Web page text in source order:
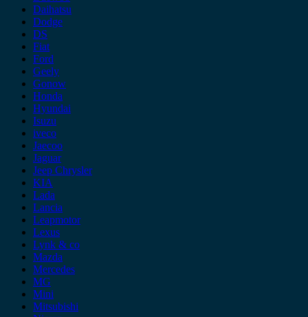
Daihatsu
Dodge
DS
Fiat
Ford
Geely
Gonow
Honda
Hyundai
Isuzu
iveco
Jaecoo
Jaguar
Jeep Chrysler
KIA
Lada
Lancia
Leapmotor
Lexus
Lynk & co
Mazda
Mercedes
MG
Mini
Mitsubishi